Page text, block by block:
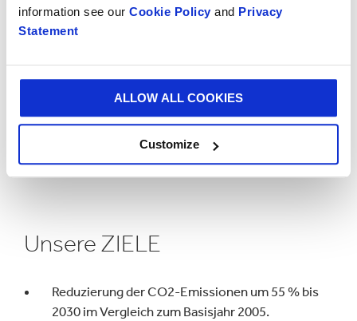
information see our Cookie Policy and Privacy
Statement
ALLOW ALL COOKIES
Customize
Mithilfe unserer Tools wie Paper to Box und Pack
um den CO2-Fußabdruck ihrer Verpackungen zu
ermitteln und intelligente Lösungen zu entwickeln,
mit denen sie ihre Emissionen erheblich reduzieren
können. Wir helfen ihnen, Produktabfälle zu
vermeiden, überflüssige Verpackungen zu minimieren
und das Recycling zu steigern.
Unsere ZIELE
Reduzierung der CO2-Emissionen um 55 % bis
2030 im Vergleich zum Basisjahr 2005.